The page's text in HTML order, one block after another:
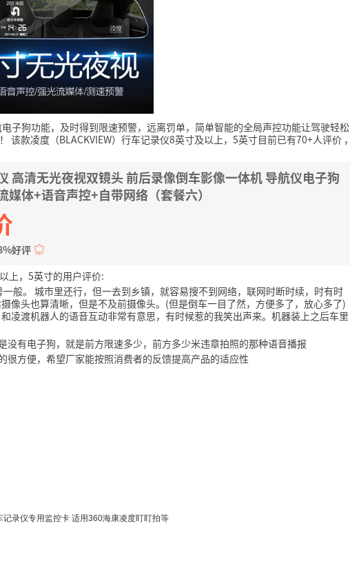
子狗功能，及时得到限速预警，远离罚单，简单智能的全局声控功能让驾驶轻松
该款凌度（BLACKVIEW）行车记录仪8英寸及以上，5英寸目前已有70+人评价 ，
高清无光夜视双镜头 前后录像倒车影像一体机 导航仪电子狗
媒体+语音声控+自带网络（套餐六）
好评
上，5英寸的用户评价:
般。 城市里还行，但一去到乡镇，就容易搜不到网络，联网时断时续，时有时
像头也算清晰，但是不及前摄像头。(但是倒车一目了然，方便多了，放心多了)
凌渡机器人的语音互动非常有意思，有时候惹的我笑出声来。机器装上之后车里
有电子狗，就是前方限速多少，前方多少米违章拍照的那种语音播报
方便，希望厂家能按照消费者的反馈提高产品的适应性
录仪专用监控卡 适用360海康凌度盯盯拍等